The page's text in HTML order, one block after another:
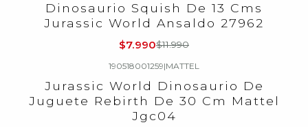
Agotado
Dinosaurio Squish De 13 Cms
Jurassic World Ansaldo 27962
$7.990$11.990
190518001259|MATTEL
Jurassic World Dinosaurio De
Juguete Rebirth De 30 Cm Mattel
Jgc04